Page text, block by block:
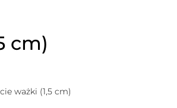
cm)
ważki (1,5 cm)